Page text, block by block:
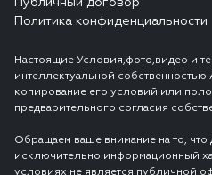
Публичный договор
Политика конфиденциальности
Настоящие Условия,фото,видео и
интеллектуальной собственностью
копирование его условий или
предварительного согласия
Обращаем ваше внимание на то, что
исключительно информационный
условиях не является публичной